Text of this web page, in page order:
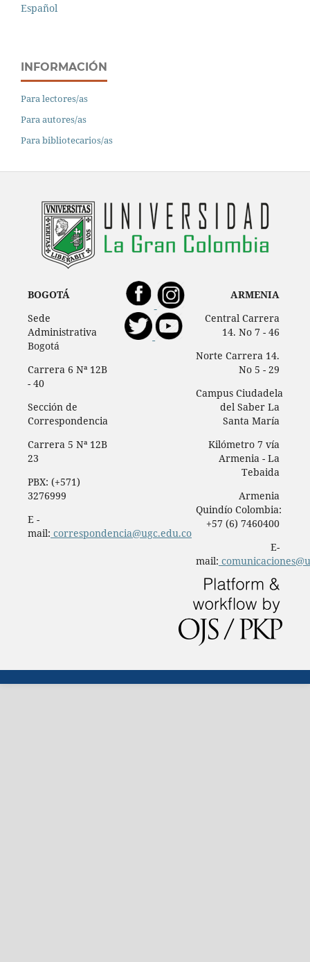
Español
INFORMACIÓN
Para lectores/as
Para autores/as
Para bibliotecarios/as
BOGOTÁ
Sede
Administrativa
Bogotá
Carrera 6 Nª 12B
- 40
Sección de
Correspondencia
Carrera 5 Nª 12B
23
PBX: (+571)
3276999
E -
mail: correspondencia@ugc.edu.co
ARMENIA
Central Carrera
14. No 7 - 46
Norte Carrera 14.
No 5 - 29
Campus Ciudadela
del Saber La
Santa María
Kilómetro 7 vía
Armenia - La
Tebaida
Armenia
Quindío Colombia:
+57 (6) 7460400
E-
mail: